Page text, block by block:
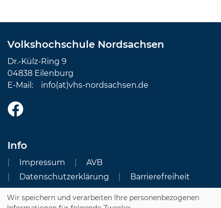
Volkshochschule Nordsachsen
Dr.-Külz-Ring 9
04838 Eilenburg
E-Mail: info(at)vhs-nordsachsen.de
Info
Impressum
AVB
Datenschutzerklärung
Barrierefreiheit
Cookie Einstellungen
Wir speichern und verarbeiten Ihre personenbezogenen